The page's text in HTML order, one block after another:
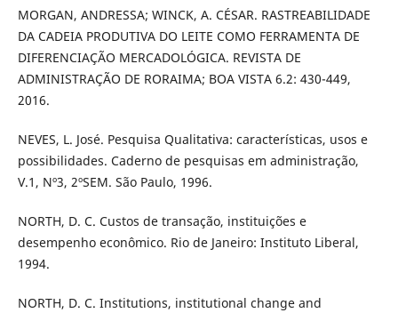
MORGAN, ANDRESSA; WINCK, A. CÉSAR. RASTREABILIDADE
DA CADEIA PRODUTIVA DO LEITE COMO FERRAMENTA DE
DIFERENCIAÇÃO MERCADOLÓGICA. REVISTA DE
ADMINISTRAÇÃO DE RORAIMA; BOA VISTA 6.2: 430-449,
2016.
NEVES, L. José. Pesquisa Qualitativa: características, usos e
possibilidades. Caderno de pesquisas em administração,
V.1, Nº3, 2ºSEM. São Paulo, 1996.
NORTH, D. C. Custos de transação, instituições e
desempenho econômico. Rio de Janeiro: Instituto Liberal,
1994.
NORTH, D. C. Institutions, institutional change and